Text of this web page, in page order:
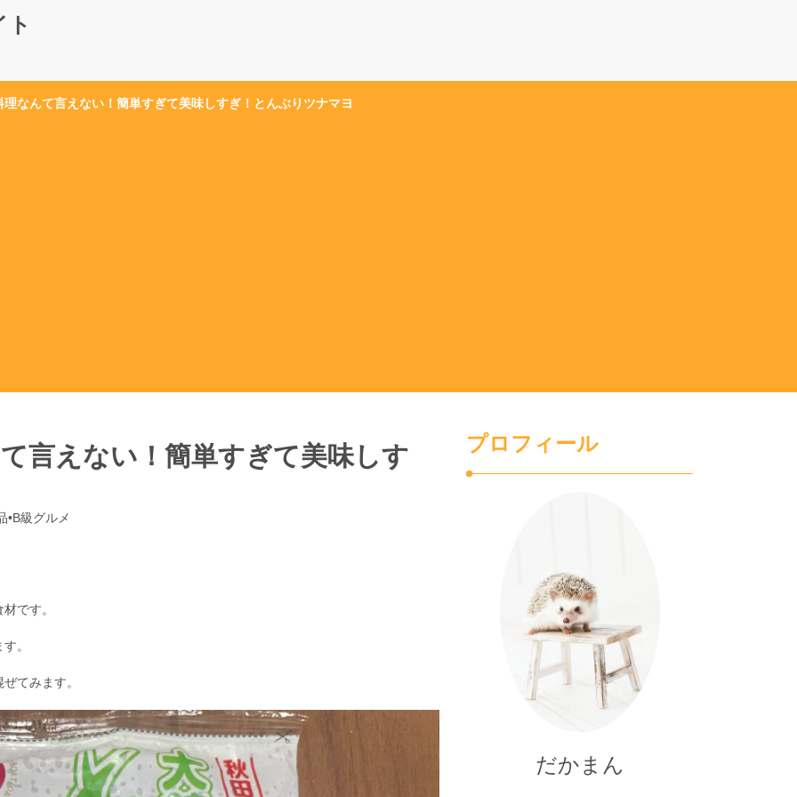
ト
なんて言えない！簡単すぎて美味しすぎ！とんぶりツナマヨ
言えない！簡単すぎて美味しす
•B級グルメ
です。
。
てみます。
プロフィール
だかまん